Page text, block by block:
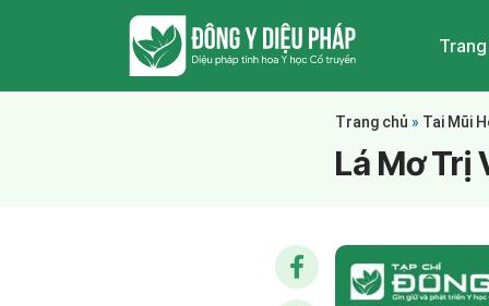
Trang chủ » Tai Mũi
Lá Mơ Trị